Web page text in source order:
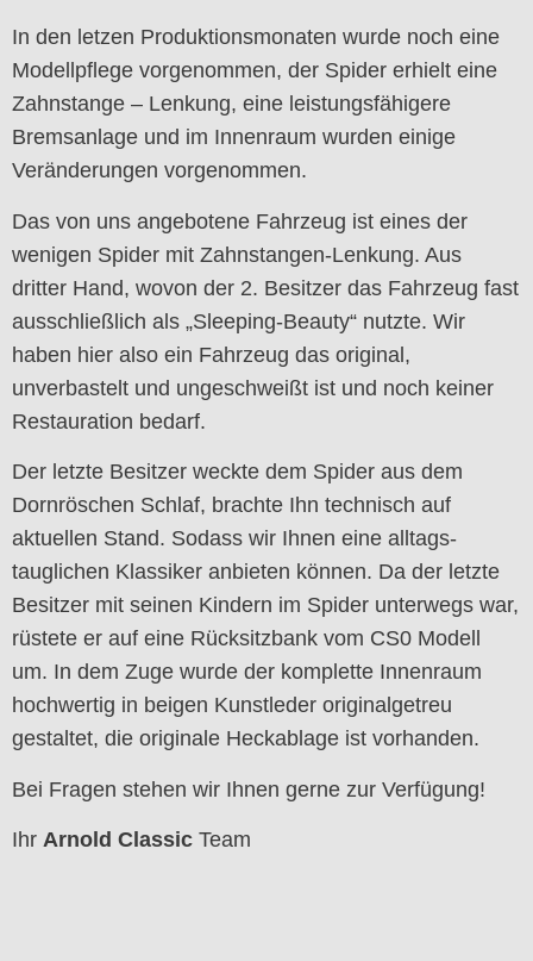
In den letzen Produktionsmonaten wurde noch eine
Modellpflege vorgenommen, der Spider erhielt eine
Zahnstange – Lenkung, eine leistungsfähigere
Bremsanlage und im Innenraum wurden einige
Veränderungen vorgenommen.
Das von uns angebotene Fahrzeug ist eines der
wenigen Spider mit Zahnstangen-Lenkung. Aus
dritter Hand, wovon der 2. Besitzer das Fahrzeug fast
ausschließlich als „Sleeping-Beauty“ nutzte. Wir
haben hier also ein Fahrzeug das original,
unverbastelt und ungeschweißt ist und noch keiner
Restauration bedarf.
Der letzte Besitzer weckte dem Spider aus dem
Dornröschen Schlaf, brachte Ihn technisch auf
aktuellen Stand. Sodass wir Ihnen eine alltags-
tauglichen Klassiker anbieten können. Da der letzte
Besitzer mit seinen Kindern im Spider unterwegs war,
rüstete er auf eine Rücksitzbank vom CS0 Modell
um. In dem Zuge wurde der komplette Innenraum
hochwertig in beigen Kunstleder originalgetreu
gestaltet, die originale Heckablage ist vorhanden.
Bei Fragen stehen wir Ihnen gerne zur Verfügung!
Ihr Arnold Classic Team